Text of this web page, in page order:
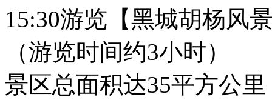
15:30游览【黑城胡杨风
（游览时间约3小时）
景区总面积达35平方公